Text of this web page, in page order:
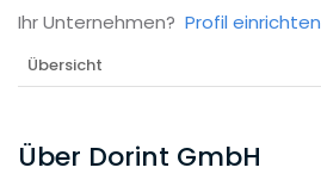
Ihr Unternehmen? Profil einrichten
Übersicht
Über Dorint GmbH